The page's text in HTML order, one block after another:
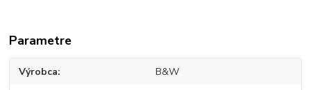
Parametre
Výrobca B&W